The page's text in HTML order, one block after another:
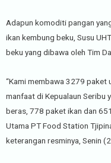
Adapun komoditi pangan
ikan kembung beku, Susu
beku yang dibawa oleh Tim
“Kami membawa 3279 paket
manfaat di Kepualaun Seribu
beras, 778 paket ikan dan
Utama PT Food Station
keterangan resminya, Senin